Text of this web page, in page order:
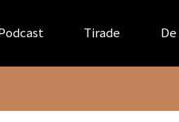
Tirade